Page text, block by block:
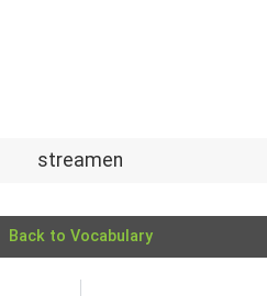
streamen
Back to Vocabulary